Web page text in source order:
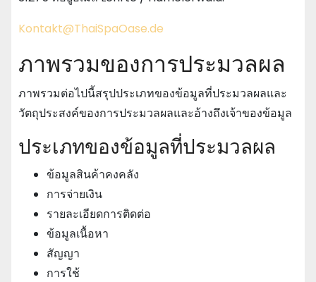
Kontakt@ThaiSpaOase.de
ภาพรวมของการประมวลผล
ภาพรวมต่อไปนี้สรุปประเภทของข้อมูลที่ประมวลผลและ
วัตถุประสงค์ของการประมวลผลและอ้างถึงเจ้าของข้อมูล
ประเภทของข้อมูลที่ประมวลผล
ข้อมูลสินค้าคงคลัง
การจ่ายเงิน
รายละเอียดการติดต่อ
ข้อมูลเนื้อหา
สัญญา
การใช้